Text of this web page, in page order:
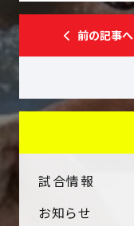
前の記事へ
試合情報
お知らせ